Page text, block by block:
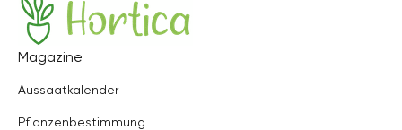
Hortica
Magazine
Aussaatkalender
Pflanzenbestimmung